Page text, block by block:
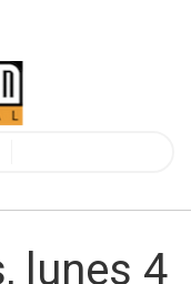
lunes 4